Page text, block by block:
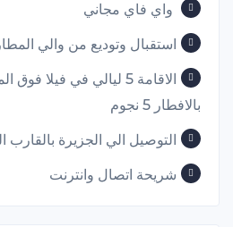
واي فاي مجاني
استقبال وتوديع من والي المطار
الاقامة 5 ليالي في فيلا
بالافطار 5 نجوم
التوصيل الي الجزيرة بالقارب
شريحة اتصال وانترنت